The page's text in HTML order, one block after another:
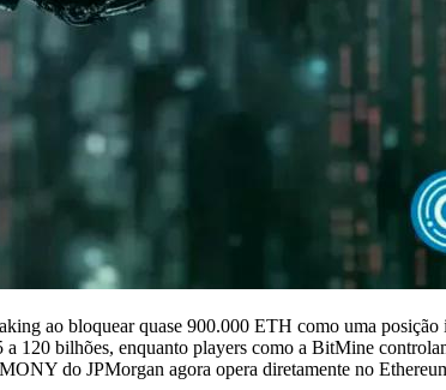
ao bloquear quase 900.000 ETH como uma
120 bilhões, enquanto players como a BitMine
do JPMorgan agora opera diretamente no